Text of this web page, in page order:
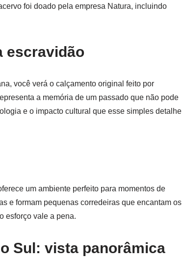
foi doado pela empresa Natura, incluindo
escravidão
você verá o calçamento original feito por
a memória de um passado que não pode
e o impacto cultural que esse simples detalhe
um ambiente perfeito para momentos de
e formam pequenas corredeiras que encantam os
esforço vale a pena.
Sul: vista panorâmica